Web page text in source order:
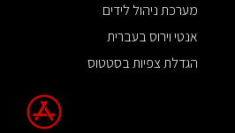
מערכת ניהול לידים
אנטי וירוס בעברית
הגדלת צפיות בסטטוס